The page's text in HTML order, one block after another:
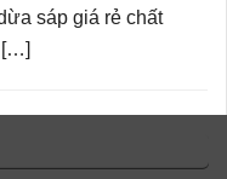
sáp giá rẻ chất
[…]